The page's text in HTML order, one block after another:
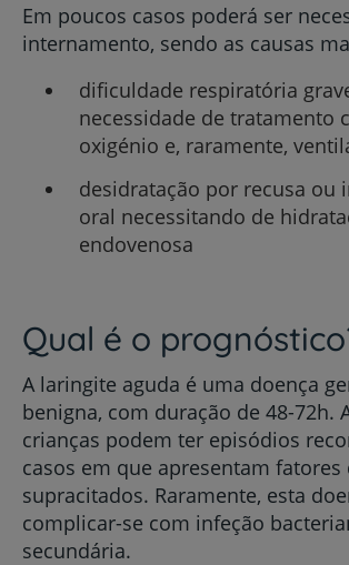
Em poucos casos poderá ser
internamento, sendo as causas
dificuldade respiratória
necessidade de tratamento
oxigénio e, raramente,
desidratação por recusa ou
oral necessitando de
endovenosa
Qual é o
A laringite aguda é uma doença
benigna, com duração de 48-72h.
crianças podem ter episódios
casos em que apresentam fatores
supracitados. Raramente, esta
complicar-se com infeção
secundária.